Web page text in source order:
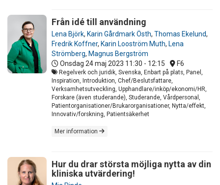
Från idé till användning
Lena Björk, Karin Gårdmark Östh, Thomas Ekelund,
Fredrik Koffner, Karin Looström Muth, Lena
Strömberg, Magnus Bergström
Onsdag 24 maj 2023 11:30 - 12:15 F6
Regelverk och juridik, Svenska, Enbart på plats, Panel,
Inspiration, Introduktion, Chef/Beslutsfattare,
Verksamhetsutveckling, Upphandlare/inköp/ekonomi/HR,
Forskare (även studerande), Studerande, Vårdpersonal,
Patientorganisationer/Brukarorganisationer, Nytta/effekt,
Innovativ/forskning, Patientsäkerhet
Mer information
Hur du drar största möjliga nytta av din
kliniska utvärdering!